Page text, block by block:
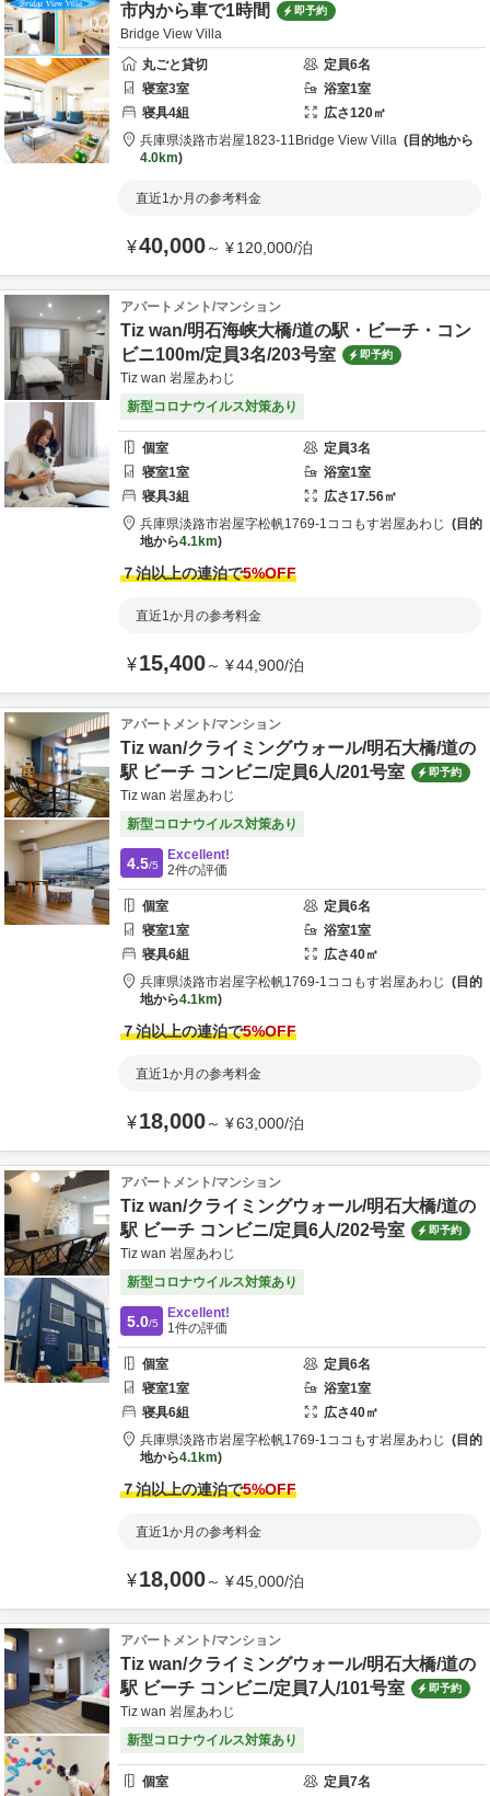
市内から車で1時間
即予約
Bridge View Villa
丸ごと貸切
定員6名
寝室3室 浴室1室
寝具4組 広さ120㎡
兵庫県淡路市岩屋1823-11 Bridge View Villa
目的地から
4.0km
直近1か月の参考料金
¥40,000～ ¥120,000/泊
アパートメント/マンション
Tiz wan/明石海峡大橋/道の駅・ビーチ・コン
ビニ100m/定員3名/203号室
即予約
Tiz wan 岩屋あわじ
新型コロナウイルス対策あり
個室 定員3名
寝室1室 浴室1室
寝具3組 広さ17.56㎡
兵庫県淡路市岩屋字松帆1769-1ココもす岩屋あわじ
目的
地から4.1km
７泊以上の連泊で5%OFF
直近1か月の参考料金
¥15,400～ ¥44,900/泊
アパートメント/マンション
Tiz wan/クライミングウォール/明石大橋/道の
駅 ビーチ コンビニ/定員6人/201号室
即予約
Tiz wan 岩屋あわじ
新型コロナウイルス対策あり
4.5/5
Excellent!
2件の評価
個室 定員6名
寝室1室 浴室1室
寝具6組 広さ40㎡
兵庫県淡路市岩屋字松帆1769-1ココもす岩屋あわじ
目的
地から4.1km
７泊以上の連泊で5%OFF
直近1か月の参考料金
¥18,000～ ¥63,000/泊
アパートメント/マンション
Tiz wan/クライミングウォール/明石大橋/道の
駅 ビーチ コンビニ/定員6人/202号室
即予約
Tiz wan 岩屋あわじ
新型コロナウイルス対策あり
5.0/5
Excellent!
1件の評価
個室 定員6名
寝室1室 浴室1室
寝具6組 広さ40㎡
兵庫県淡路市岩屋字松帆1769-1ココもす岩屋あわじ
目的
地から4.1km
７泊以上の連泊で5%OFF
直近1か月の参考料金
¥18,000～ ¥45,000/泊
アパートメント/マンション
Tiz wan/クライミングウォール/明石大橋/道の
駅 ビーチ コンビニ/定員7人/101号室
即予約
Tiz wan 岩屋あわじ
新型コロナウイルス対策あり
個室 定員7名